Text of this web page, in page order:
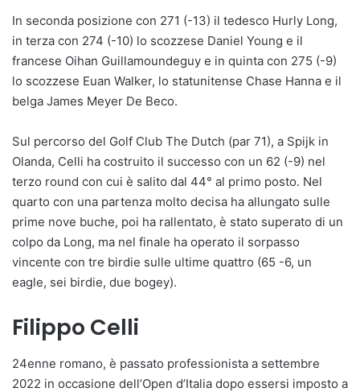
In seconda posizione con 271 (-13) il tedesco Hurly Long,
in terza con 274 (-10) lo scozzese Daniel Young e il
francese Oihan Guillamoundeguy e in quinta con 275 (-9)
lo scozzese Euan Walker, lo statunitense Chase Hanna e il
belga James Meyer De Beco.
Sul percorso del Golf Club The Dutch (par 71), a Spijk in
Olanda, Celli ha costruito il successo con un 62 (-9) nel
terzo round con cui è salito dal 44° al primo posto. Nel
quarto con una partenza molto decisa ha allungato sulle
prime nove buche, poi ha rallentato, è stato superato di un
colpo da Long, ma nel finale ha operato il sorpasso
vincente con tre birdie sulle ultime quattro (65 -6, un
eagle, sei birdie, due bogey).
Filippo Celli
24enne romano, è passato professionista a settembre
2022 in occasione dell’Open d’Italia dopo essersi imposto a